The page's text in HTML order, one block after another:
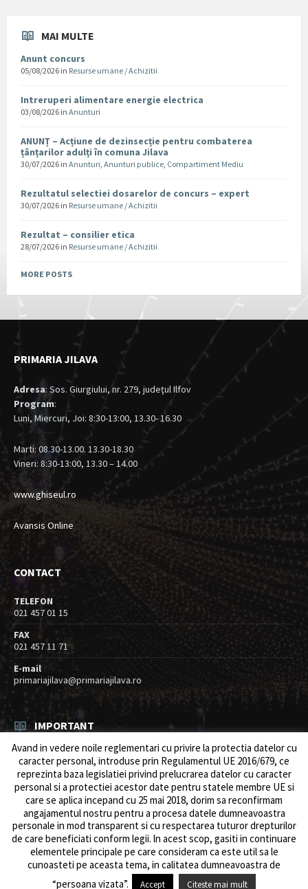
MAI MULTE
Anunt concurs
05/08/2026 in Resurse umane / Achizitii
Intreruperi alimentare energie electrica
03/08/2026 in Anunturi
ANUNȚ – Acțiune de dezinsecție pentru combaterea
țânțarilor adulți în comuna Jilava
30/07/2026 in Anunturi, Anunturi publice, Compartiment Mediu
Rezultatul selectiei dosarelor de concurs – expert
30/07/2026 in Resurse umane / Achizitii
Rezultat – consilier etica
28/07/2026 in Resurse umane / Achizitii
MORE POSTS
PRIMARIA JILAVA
Adresa: Sos. Giurgiului, nr. 279, judeţul Ilfov
Program:
Luni, Miercuri, Joi: 8:30-13:00, 13.30- 16.30
Marti: 08.30-13.00. 13.30-18.30
Vineri: 8:30-13:00, 13.30 – 14.00
www.ghiseul.ro
Avansis Online
CONTACT
TELEFON
021 457 01 15
FAX
021 457 11 71
E-mail
primariajilava@primariajilava.ro
IMPORTANT
Anunt concurs
05/08/2026 inResurse umane / Achizitii
Intreruperi alimentare energie electrica
03/08/2026 Anunturi
© 2026 Primăria Comunei Jilava. Dev byows.ro
Avand in vedere noile reglementari cu privire la protectia datelor cu
caracter personal, introduse prin Regulamentul UE 2016/679, ce
reprezinta baza legislatiei privind prelucrarea datelor cu caracter
personal si a protectiei acestor date pentru statele membre UE si
care se aplica incepand cu 25 mai 2018, dorim sa reconfirmam
angajamentul nostru pentru a procesa datele dumneavoastra
personale in mod transparent si cu respectarea tuturor drepturilor
de care beneficiati conform legii. ln acest scop, gasiti in continuare
elementele principale pe care consideram ca este util sa le
cunoasteti pe aceasta tema, in calitatea dumneavoastra de
“persoana vizata”.
Accept Citeste mai mult